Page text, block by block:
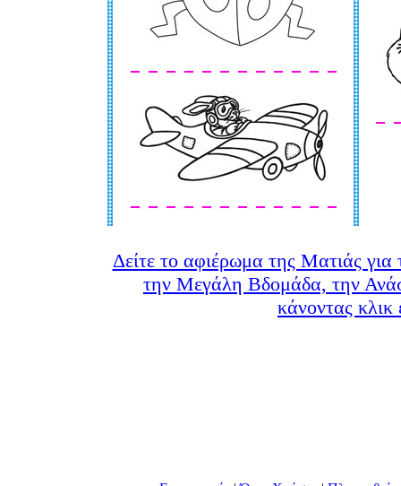
Δείτε το αφιέρωμα της Ματιάς
την Μεγάλη Βδομάδα, την
κάνοντας κλικ